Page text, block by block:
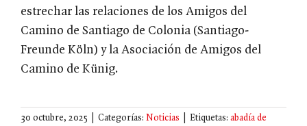
estrechar las relaciones de los Amigos del
Camino de Santiago de Colonia (Santiago-
Freunde Köln) y la Asociación de Amigos del
Camino de Künig.
30 octubre, 2025 Categorías: Noticias Etiquetas: abadía de